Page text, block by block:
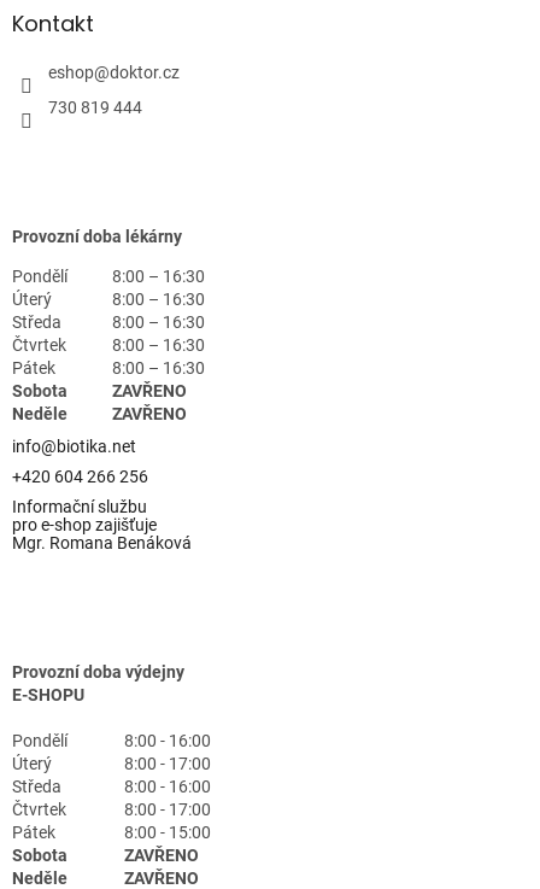
Kontakt
eshop@doktor.cz
730 819 444
Provozní doba lékárny
Pondělí
8:00 – 16:30
Úterý
8:00 – 16:30
Středa
8:00 – 16:30
Čtvrtek
8:00 – 16:30
Pátek
8:00 – 16:30
Sobota
ZAVŘENO
Neděle
ZAVŘENO
info@biotika.net
+420 604 266 256
Informační službu
pro e-shop zajišťuje
Mgr. Romana Benáková
Provozní doba výdejny
E-SHOPU
Pondělí
8:00 - 16:00
Úterý
8:00 - 17:00
Středa
8:00 - 16:00
Čtvrtek
8:00 - 17:00
Pátek
8:00 - 15:00
Sobota
ZAVŘENO
Neděle
ZAVŘENO